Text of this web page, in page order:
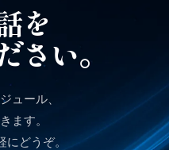
を
さい。
ュール、
ます。
どうぞ。